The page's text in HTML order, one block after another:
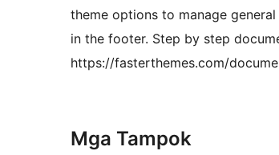
theme options to manage
in the footer. Step by step
https://fasterthemes.com/
Mga Tampok